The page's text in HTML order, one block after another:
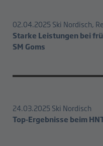
02.04.2025 Ski Nordisch,
Starke Leistungen bei
SM Goms
24.03.2025 Ski Nordisch
Top-Ergebnisse beim